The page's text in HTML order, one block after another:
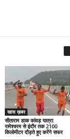
खास ख़बर
सीताराम डाक कांवड़ यात्रा:
रामेश्वरम से इंदौर तक 2100
किलोमीटर दौड़ते हुए करेंगे सफर